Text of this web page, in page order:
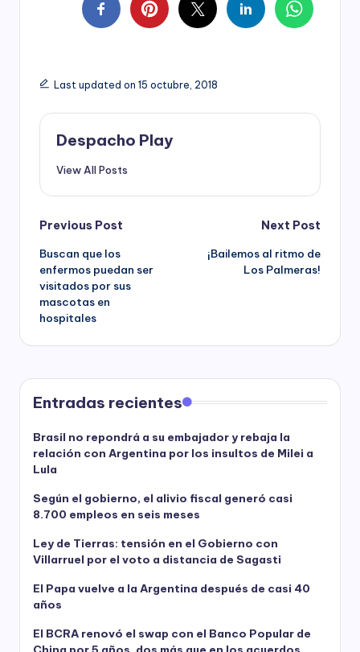
Last updated on 15 octubre, 2018
Despacho Play
View All Posts
Post
navigation
Previous Post
Buscan que los
enfermos puedan ser
visitados por sus
mascotas en
hospitales
Next Post
¡Bailemos al ritmo de
Los Palmeras!
Entradas recientes
Brasil no repondrá a su embajador y rebaja la
relación con Argentina por los insultos de Milei a
Lula
Según el gobierno, el alivio fiscal generó casi
8.700 empleos en seis meses
Ley de Tierras: tensión en el Gobierno con
Villarruel por el voto a distancia de Sagasti
El Papa vuelve a la Argentina después de casi 40
años
El BCRA renovó el swap con el Banco Popular de